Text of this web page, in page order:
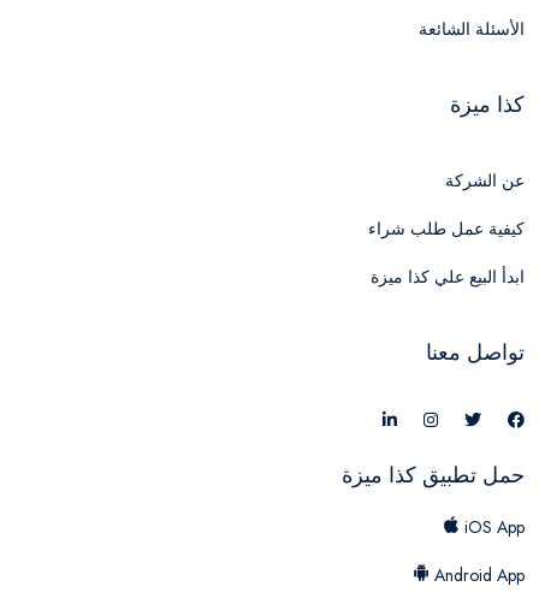
الأسئلة الشائعة
كذا ميزة
عن الشركة
كيفية عمل طلب شراء
ابدأ البيع علي كذا ميزة
تواصل معنا
حمل تطبيق كذا ميزة
iOS App
Android App